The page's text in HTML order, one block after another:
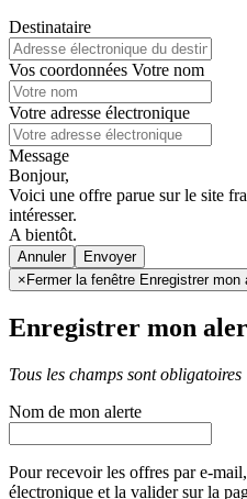
Destinataire
Vos coordonnées Votre nom
Votre adresse électronique
Message
Bonjour,
Voici une offre parue sur le site
intéresser.
A bientôt.
Annuler
× Fermer la fenêtre Enregistrer mon
Enregistrer mon
Tous les champs sont obligatoires
Nom de mon alerte
Pour recevoir les offres par e-
électronique et la valider sur la